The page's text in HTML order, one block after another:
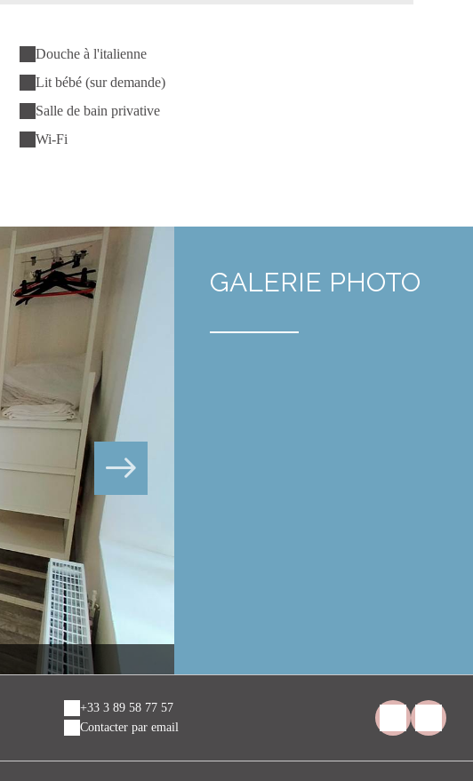
Douche à l'italienne
Lit bébé (sur demande)
Salle de bain privative
Wi-Fi
GALERIE PHOTO
+33 3 89 58 77 57
Contacter par email